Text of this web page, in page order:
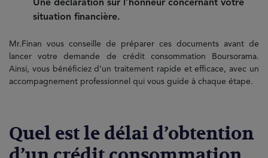
Une déclaration sur l’honneur concernant votre
situation financière.
Mr.Finan vous conseille de préparer ces documents avant de
lancer votre demande de crédit consommation Boursorama.
Ainsi, vous bénéficiez d’un traitement rapide et efficace, avec un
accompagnement professionnel qui vous guide à chaque étape.
Quel est le délai d’obtention